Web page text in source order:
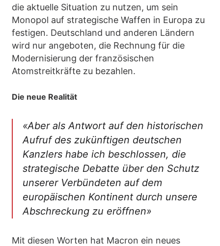
die aktuelle Situation zu nutzen, um sein
Monopol auf strategische Waffen in Europa zu
festigen. Deutschland und anderen Ländern
wird nur angeboten, die Rechnung für die
Modernisierung der französischen
Atomstreitkräfte zu bezahlen.
Die neue Realität
«Aber als Antwort auf den historischen
Aufruf des zukünftigen deutschen
Kanzlers habe ich beschlossen, die
strategische Debatte über den Schutz
unserer Verbündeten auf dem
europäischen Kontinent durch unsere
Abschreckung zu eröffnen»
Mit diesen Worten hat Macron ein neues